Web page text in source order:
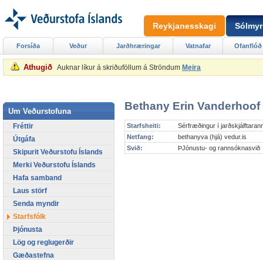
Athugið Auknar líkur á skriðuföllum á Ströndum Meira
Bethany Erin Vanderhoof
Starfsheiti:
Sérfræðingur í
Netfang:
bethanyva (hjá) vedur.is
Svið:
ÞJónustu- og rannsóknasvið
Forsíða Veður Jarðhræringar Vatnafar Ofanflóð
Um Veðurstofuna
Fréttir
Útgáfa
Skipurit Veðurstofu Íslands
Merki Veðurstofu Íslands
Hafa samband
Laus störf
Senda myndir
Starfsfólk
Þjónusta
Lög og reglugerðir
Gæðastefna
Reykjanesskagi